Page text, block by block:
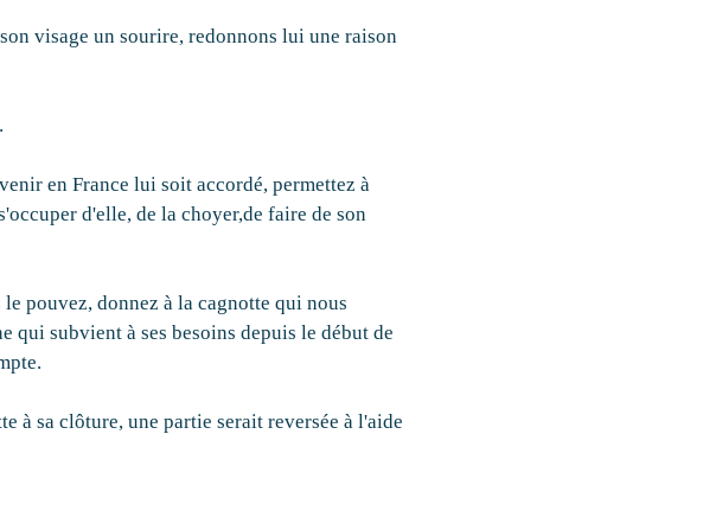
visage un sourire, redonnons lui une raison
en France lui soit accordé, permettez à
d'elle, de la choyer,de faire de son
pouvez, donnez à la cagnotte qui nous
qui subvient à ses besoins depuis le début de
à sa clôture, une partie serait reversée à l'aide